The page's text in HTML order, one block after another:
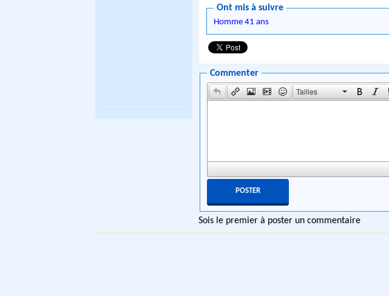
Ont mis à suivre
Homme 41 ans
Commenter
Tailles
Sois le premier à poster un commentaire